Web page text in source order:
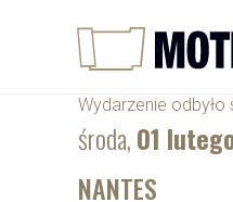
Wydarzenie odbyło
środa,01
NANTES